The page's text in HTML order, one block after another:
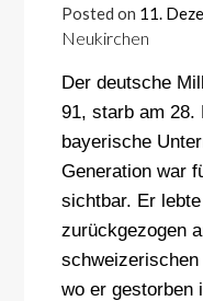
Posted on 11.
Neukirchen
Der deutsche
91, starb am 28.
bayerische
Generation war
sichtbar. Er
zurückgezogen
schweizerischen
wo er gestorben